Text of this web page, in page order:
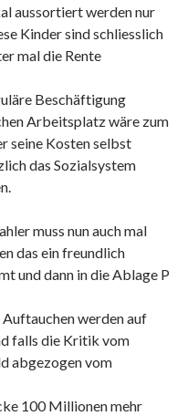
aussortiert werden nur
Kinder sind schliesslich
mal die Rente
Beschäftigung
Arbeitsplatz wäre zum
seine Kosten selbst
das Sozialsystem
muss nun auch mal
das ein freundlich
und dann in die Ablage P
werden auf
falls die Kritik vom
abgezogen vom
100 Millionen mehr